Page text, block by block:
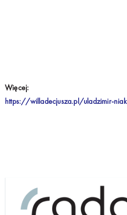
Więcej:
https://willadecjusza.pl/uladzimir-